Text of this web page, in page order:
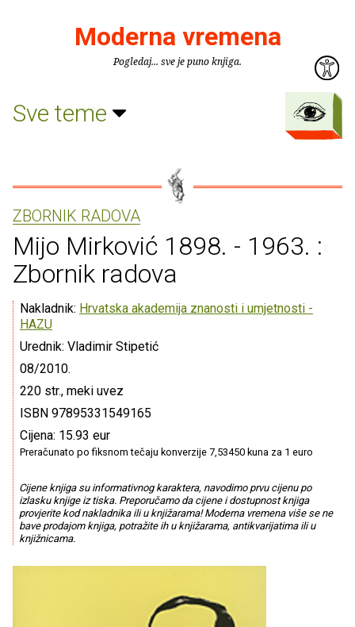
Moderna vremena
Pogledaj... sve je puno knjiga.
Sve teme
ZBORNIK RADOVA
Mijo Mirković 1898. - 1963. :
Zbornik radova
Nakladnik: Hrvatska akademija znanosti i umjetnosti -
HAZU
Urednik: Vladimir Stipetić
08/2010.
220 str., meki uvez
ISBN 97895331549165
Cijena: 15.93 eur
Preračunato po fiksnom tečaju konverzije 7,53450 kuna za 1 euro
Cijene knjiga su informativnog karaktera, navodimo prvu cijenu po
izlasku knjige iz tiska. Preporučamo da cijene i dostupnost knjiga
provjerite kod nakladnika ili u knjižarama! Moderna vremena više se ne
bave prodajom knjiga, potražite ih u knjižarama, antikvarijatima ili u
knjižnicama.